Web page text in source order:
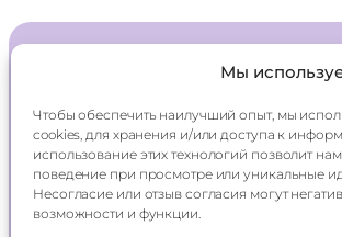
Мы
Чтобы обеспечить наилучший опыт, мы
cookies, для хранения и/или доступа к
использование этих технологий позволит
поведение при просмотре или уникальные
Несогласие или отзыв согласия могут
возможности и функции.
Каталог
О компании
Оплата
Контакты